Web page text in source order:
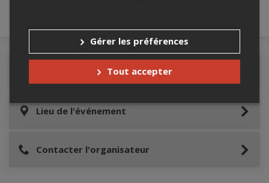
Détails de l'événement
Lieu de l'événement
Contacter l'organisateur
Gérer les préférences
Tout accepter